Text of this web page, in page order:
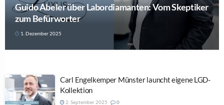
Guido Abeler über Labordiamanten: Vom Skeptiker
zum Befürworter
1. Dezember 2025
Carl Engelkemper Münster launcht eigene LGD-
Kollektion
2. September 2025 0